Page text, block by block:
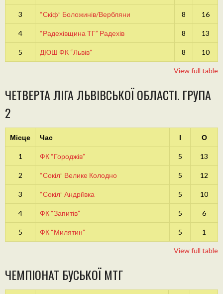
3 “Скіф” Боложинів/Вербляни 8 16
4 “Радехівщина ТГ” Радехів 8 13
5 ДЮШ ФК “Львів” 8 10
View full table
ЧЕТВЕРТА ЛІГА ЛЬВІВСЬКОЇ ОБЛАСТІ. ГРУПА
2
Місце Час І О
1 ФК “Городжів” 5 13
2 “Сокіл” Велике Колодно 5 12
3 “Сокіл” Андріївка 5 10
4 ФК “Запитів” 5 6
5 ФК “Милятин” 5 1
View full table
ЧЕМПІОНАТ БУСЬКОЇ МТГ